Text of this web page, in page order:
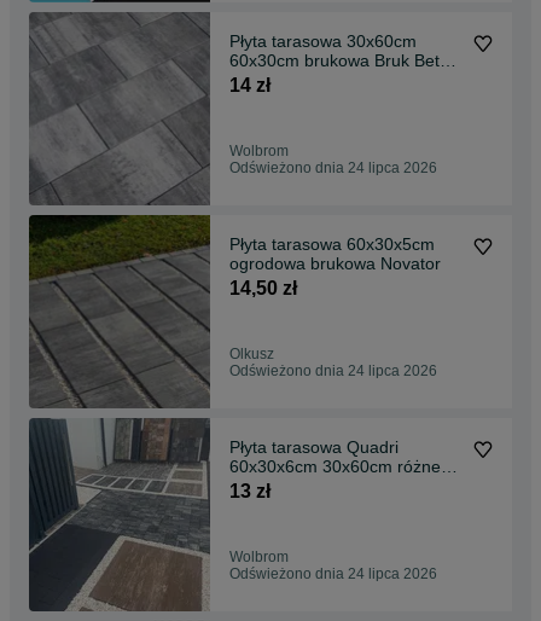
Płyta tarasowa 30x60cm
60x30cm brukowa Bruk Bet
Novator
14 zł
Wolbrom
Odświeżono dnia 24 lipca 2026
Płyta tarasowa 60x30x5cm
ogrodowa brukowa Novator
14,50 zł
Olkusz
Odświeżono dnia 24 lipca 2026
Płyta tarasowa Quadri
60x30x6cm 30x60cm różne
kolory
13 zł
Wolbrom
Odświeżono dnia 24 lipca 2026